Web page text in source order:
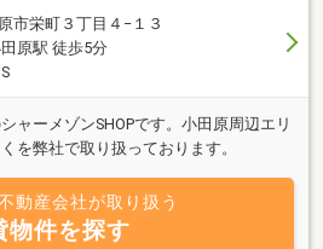
市栄町３丁目４−１３
原駅 徒歩5分
ャーメゾンSHOPです。小田原周辺エリ
を弊社で取り扱っております。
動産会社が取り扱う
物件を探す